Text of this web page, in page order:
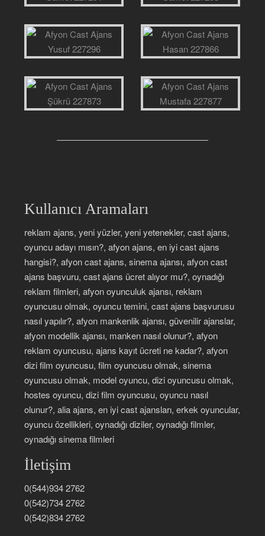
Kullanıcı Aramaları
reklam ajans, yeni yüzler, yeni yetenekler, cast ajans,
oyuncu adayı mısın?, afyon ajans, en iyi cast ajans
hangisi?, afyon cast ajans, sinema ajansı, afyon cast
ajans başvuru, cast ajans ücret alıyor mu?, oynadığı
reklam filmleri, afyon oyunculuk ajansı, reklam
oyuncusu olmak, oyuncu temini, cast ajans başvurusu
nasıl yapılır?, afyon mankenlik ajansı, güvenilir ajanslar,
afyon modellik ajansı, manken nasıl olunur?, afyon
reklam oyuncusu, ajans kayıt ücreti ne kadar?, afyon
dizi film oyuncusu, film oyuncusu olmak, sinema
oyuncusu olmak, model oyuncu, dizi oyuncusu olmak,
hostes oyuncu, dizi film oyuncusu, oyuncu nasıl
olunur?, alia ajans, en iyi cast ajansları, erkek oyuncular,
oyuncu özellikleri, oynadığı diziler, oynadığı filmler,
oynadığı sinema filmleri
İletişim
0(544)934 2762
0(542)734 2762
0(542)834 2762